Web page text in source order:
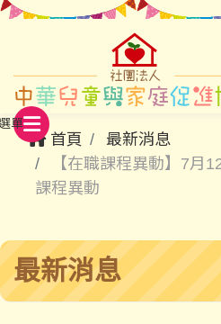
首頁
最新消息
【在職課程異動】7月
課程異動
最新消息